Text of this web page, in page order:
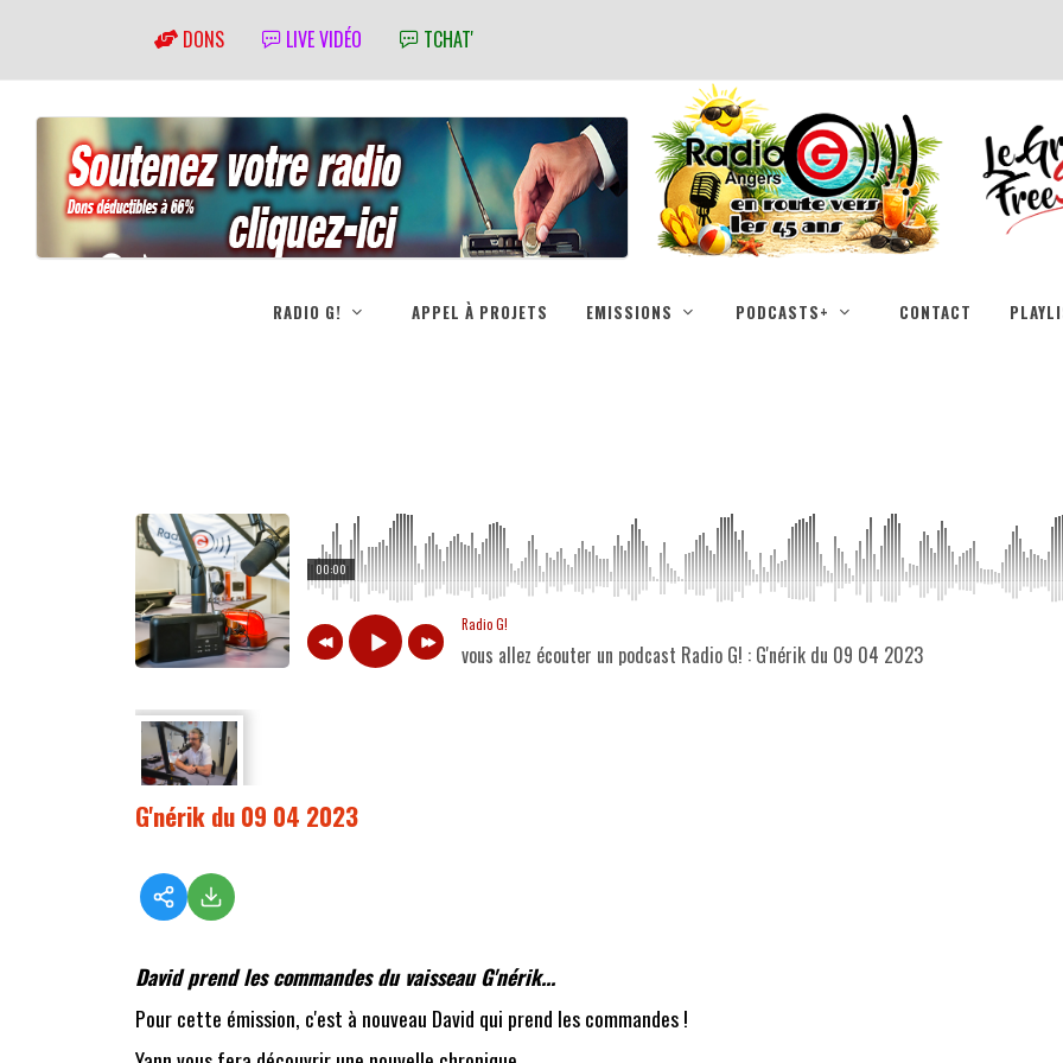
DONS LIVE VIDÉO TCHAT'
RADIO G! APPEL À PROJETS EMISSIONS PODCASTS+ CONTACT
00:00
Radio G!
vous allez écouter un podcast Radio G! : G'nérik du 09 04 2023
G'nérik du 09 04 2023
David prend les commandes du vaisseau G'nérik...
Pour cette émission, c'est à nouveau David qui prend les commandes !